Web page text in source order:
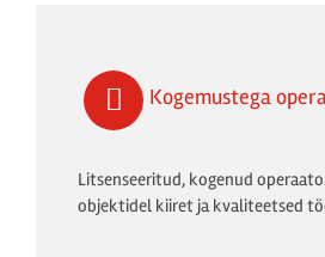
Kogemustega
Litsenseeritud, kogenud
objektidel kiiret ja kvaliteetsed